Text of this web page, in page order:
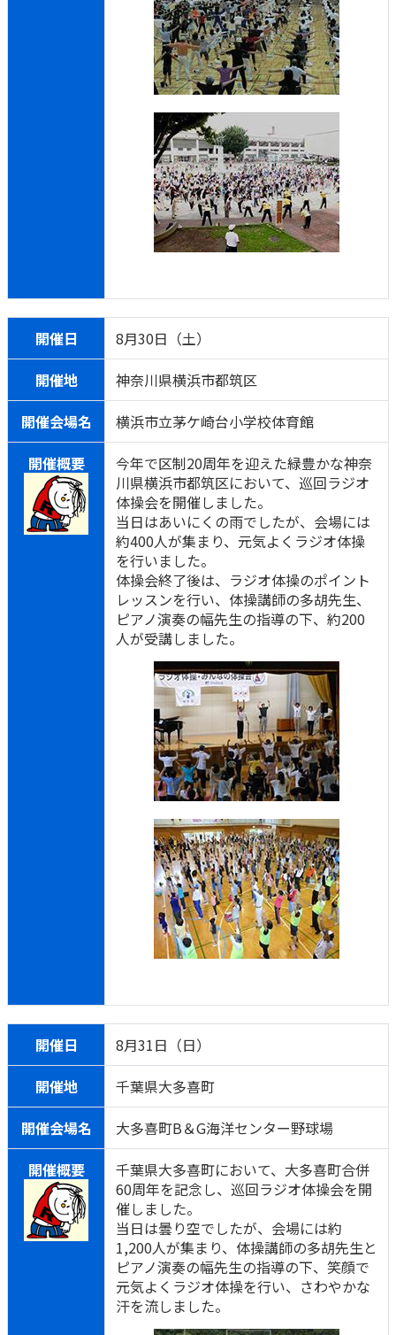
開催日
8月30日（土）
開催地
神奈川県横浜市都筑区
開催会場名
横浜市立茅ケ崎台小学校体育館
開催概要
今年で区制20周年を迎えた緑豊かな神奈
川県横浜市都筑区において、巡回ラジオ
体操会を開催しました。
当日はあいにくの雨でしたが、会場には
約400人が集まり、元気よくラジオ体操
を行いました。
体操会終了後は、ラジオ体操のポイント
レッスンを行い、体操講師の多胡先生、
ピアノ演奏の幅先生の指導の下、約200
人が受講しました。
開催日
8月31日（日）
開催地
千葉県大多喜町
開催会場名
大多喜町B＆G海洋センター野球場
開催概要
千葉県大多喜町において、大多喜町合併
60周年を記念し、巡回ラジオ体操会を開
催しました。
当日は曇り空でしたが、会場には約
1,200人が集まり、体操講師の多胡先生と
ピアノ演奏の幅先生の指導の下、笑顔で
元気よくラジオ体操を行い、さわやかな
汗を流しました。